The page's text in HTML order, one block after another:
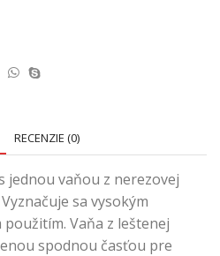
RECENZIE (0)
jednou vaňou z nerezovej
sa vysokým
Vaňa z leštenej
spodnou časťou pre